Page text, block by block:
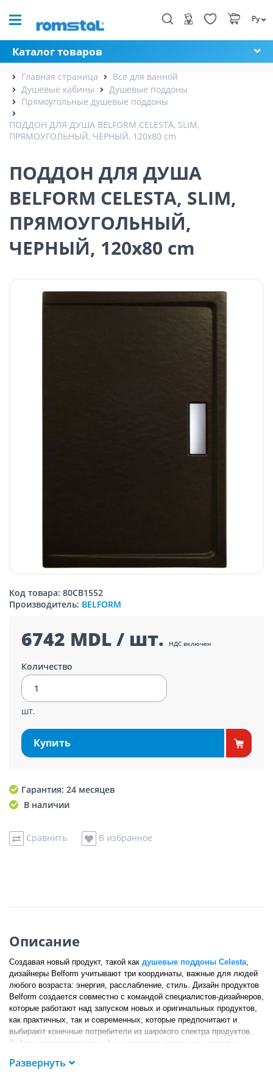
Ру
Каталог товаров
Главная страница
Все для ванной
Душевые кабины
Душевые поддоны
Прямоугольные душевые поддоны
ПОДДОН ДЛЯ ДУША BELFORM CELESTA, SLIM,
ПРЯМОУГОЛЬНЫЙ, ЧЕРНЫЙ, 120x80 cm
ПОДДОН ДЛЯ ДУША
BELFORM CELESTA, SLIM,
ПРЯМОУГОЛЬНЫЙ,
ЧЕРНЫЙ, 120x80 cm
Код товара: 80CB1552
Производитель: BELFORM
6742 MDL / шт. НДС включен
Количество
шт.
Купить
Гарантия: 24 месяцев
В наличии
Сравнить В избранное
Описание
Создавая новый продукт, такой как душевые поддоны Celesta
дизайнеры Belform учитывают три координаты, важные для людей
любого возраста: энергия, расслабление, стиль. Дизайн продуктов
Belform создается совместно с командой специалистов-дизайнеров,
которые работают над запуском новых и оригинальных продуктов,
как практичных, так и современных, которые предпочитают и
выбирают конечные потребители из широкого спектра продуктов.
Belform производит полный ассортимент продукции - простые
Все эти изделия изготавливаются только из акрила, материала,
Развернуть